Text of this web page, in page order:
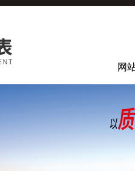
网